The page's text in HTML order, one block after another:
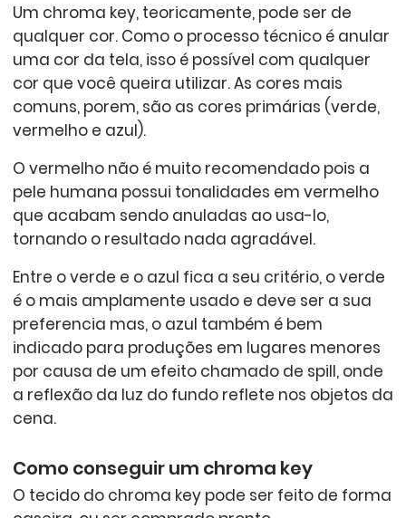
Um chroma key, teoricamente, pode ser de
qualquer cor. Como o processo técnico é anular
uma cor da tela, isso é possível com qualquer
cor que você queira utilizar. As cores mais
comuns, porem, são as cores primárias (verde,
vermelho e azul).
O vermelho não é muito recomendado pois a
pele humana possui tonalidades em vermelho
que acabam sendo anuladas ao usa-lo,
tornando o resultado nada agradável.
Entre o verde e o azul fica a seu critério, o verde
é o mais amplamente usado e deve ser a sua
preferencia mas, o azul também é bem
indicado para produções em lugares menores
por causa de um efeito chamado de spill, onde
a reflexão da luz do fundo reflete nos objetos da
cena.
Como conseguir um chroma key
O tecido do chroma key pode ser feito de forma